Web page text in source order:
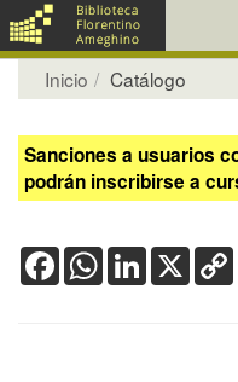
Inicio Catálogo
Sanciones a usuarios
podrán inscribirse a
FacebookWhatsApp
LinkedIn
X